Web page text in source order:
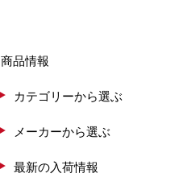
商品情報
カテゴリーから選ぶ
メーカーから選ぶ
最新の入荷情報